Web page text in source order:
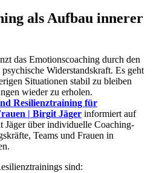
als Aufbau innerer
das Emotionscoaching durch den
Widerstandskraft. Es geht
Situationen stabil zu bleiben
wieder zu erholen.
Resilienztraining für
| Birgit Jäger informiert auf
Jäger über individuelle Coaching-
Teams und Frauen in
sind: